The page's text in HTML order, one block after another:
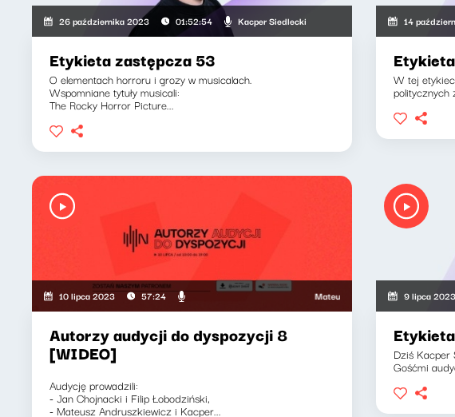
26 października 2023 01:52:54 Kacper Siedlecki
Etykieta zastępcza 53
O elementach horroru i grozy w musicalach.
Wspomniane tytuły musicali:
The Rocky Horror Picture...
14
W tej
politycznych
10 lipca 2023 57:24 Mateusz Andruszkiewicz, Michał
Autorzy audycji do dyspozycji 8
[WIDEO]
Audycję prowadzili:
- Jan Chojnacki i Filip Łobodziński,
- Mateusz Andruszkiewicz i Kacper...
9 lipca 2023
Dziś Kacper
Gośćmi